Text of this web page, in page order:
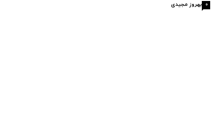
بهروز مجیدی 0